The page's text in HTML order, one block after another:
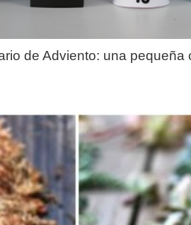
de Adviento: una pequeña